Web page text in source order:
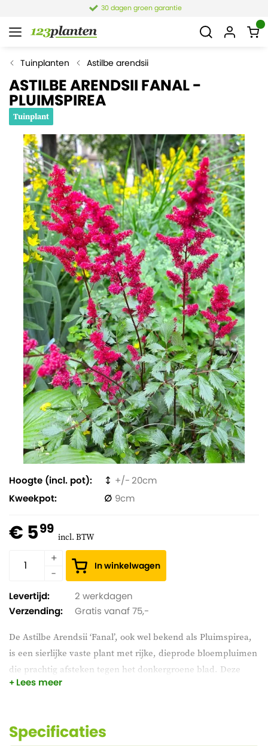
30 dagen groen garantie
Tuinplanten Astilbe arendsii
ASTILBE ARENDSII FANAL -
PLUIMSPIREA
Tuinplant
De Astilbe Arendsii ‘Fanal’, ook wel bekend als Pluimspirea,
is een sierlijke vaste plant met rijke, dieprode bloempluimen
die prachtig afsteken tegen het donkergroene blad. Deze
plant bloeit in de zomer en is ideaal voor schaduwrijke tot
doorlatende grond en geeft een elegante en opvallende
Lees meer
Hoogte (incl. pot)
20
Kweekpot
9
€ 599 incl. BTW
In winkelwagen
Levertijd:
2 werkdagen
Verzending:
Gratis vanaf 75,-
Specificaties